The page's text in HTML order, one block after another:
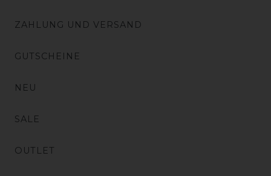
ZAHLUNG UND VERSAND
GUTSCHEINE
NEU
SALE
OUTLET